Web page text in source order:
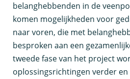
belanghebbenden in de
komen mogelijkheden voor
naar voren, die met
besproken aan een
tweede fase van het project
oplossingsrichtingen verder